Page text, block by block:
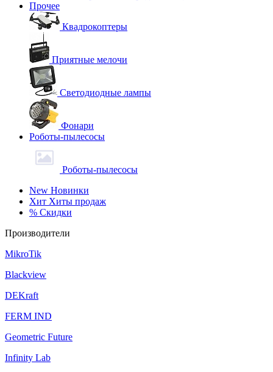
Прочее
Квадрокоптеры
Приятные мелочи
Светодиодные лампы
Фонари
Роботы-пылесосы
Роботы-пылесосы
New Новинки
Хит Хиты продаж
% Скидки
Производители
MikroTik
Blackview
DEKraft
FERM IND
Geometric Future
Infinity Lab